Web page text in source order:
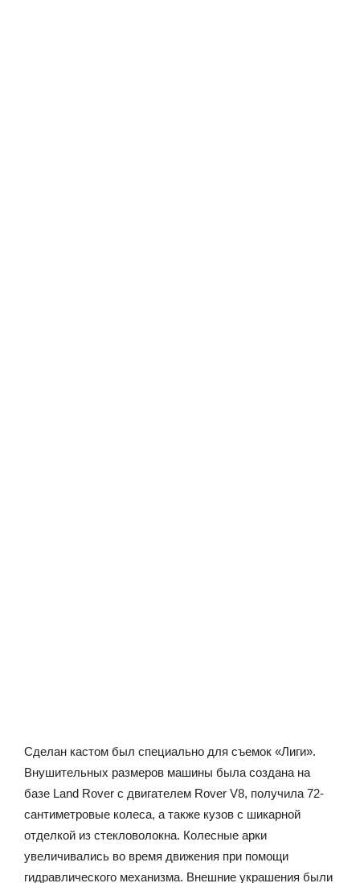
Сделан кастом был специально для съемок «Лиги».
Внушительных размеров машины была создана на
базе Land Rover с двигателем Rover V8, получила 72-
сантиметровые колеса, а также кузов с шикарной
отделкой из стекловолокна. Колесные арки
увеличивались во время движения при помощи
гидравлического механизма. Внешние украшения были